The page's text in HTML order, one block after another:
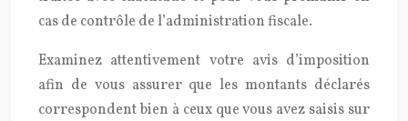
cas de contrôle de l’administration fiscale.
Examinez attentivement votre avis d’imposition
afin de vous assurer que les montants déclarés
correspondent bien à ceux que vous avez saisis sur